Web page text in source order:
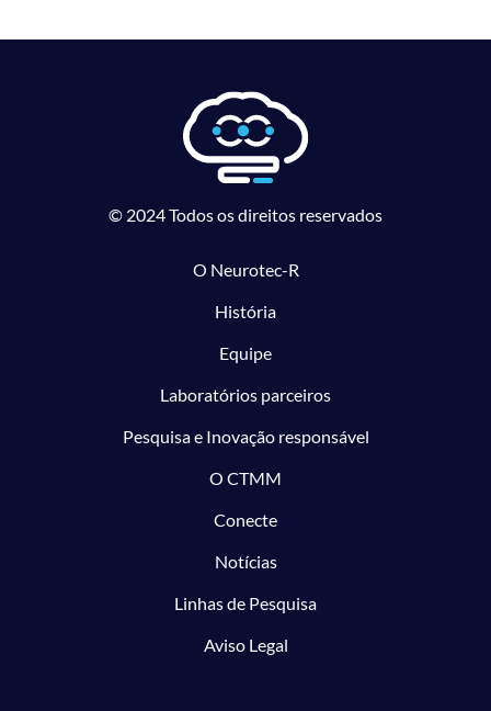
© 2024 Todos os direitos reservados
O Neurotec-R
História
Equipe
Laboratórios parceiros
Pesquisa e Inovação responsável
O CTMM
Conecte
Notícias
Linhas de Pesquisa
Aviso Legal